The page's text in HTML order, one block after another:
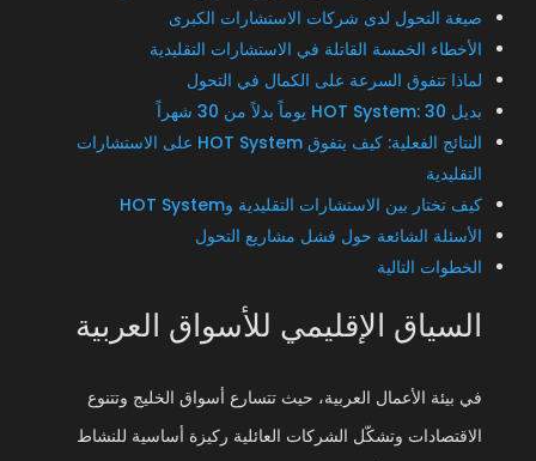
صيغة التحول لدى شركات الاستشارات الكبرى
الأخطاء الخمسة القاتلة في الاستشارات التقليدية
لماذا تتفوق السرعة على الكمال في التحول
بديل HOT System: 30 يوماً بدلاً من 30 شهراً
النتائج الفعلية: كيف يتفوق HOT System على الاستشارات
التقليدية
كيف تختار بين الاستشارات التقليدية وHOT System
الأسئلة الشائعة حول فشل مشاريع التحول
الخطوات التالية
السياق الإقليمي للأسواق العربية
في بيئة الأعمال العربية، حيث تتسارع أسواق الخليج وتتنوع
الاقتصادات وتشكّل الشركات العائلية ركيزة أساسية للنشاط